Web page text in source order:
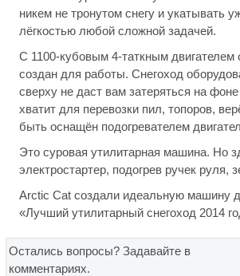
никем не тронутом снегу и укатывать
лёгкостью любой сложной задачей.
С 1100-кубовым 4-таткным
создан для работы. Снегоход
сверху не даст вам затеряться на
хватит для перевозки пил, топоров,
быть оснащён подогревателем
Это суровая утилитарная машина. Но
электростартер, подогрев ручек
Arctic Cat создали идеальную машину
«Лучший утилитарный снегоход 2014
Остались вопросы? Задавайте в
комментариях.